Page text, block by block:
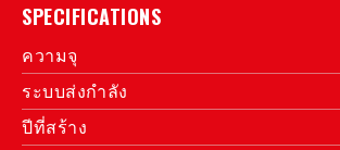
SPECIFICATIONS
ความจุ
ระบบส่งกำลัง
ปีที่สร้าง